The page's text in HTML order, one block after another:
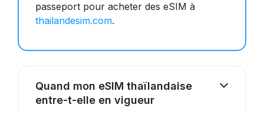
passeport pour acheter des eSIM à
thailandesim.com.
Quand mon eSIM thaïlandaise
entre-t-elle en vigueur